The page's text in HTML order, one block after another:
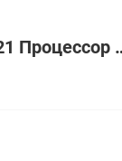
818190-L21